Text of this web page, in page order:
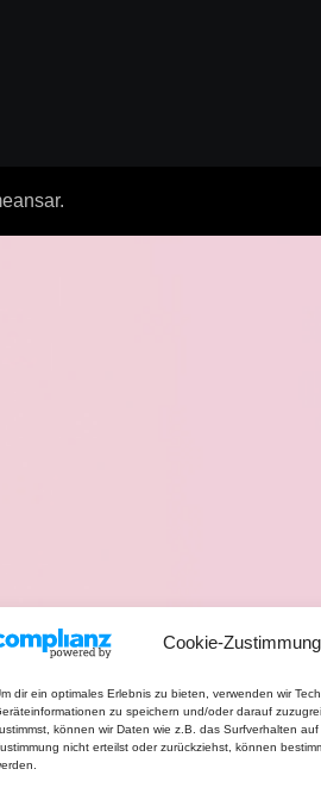
Cookie-
dir ein optimales Erlebnis zu bieten, verwenden wir
zu speichern und/oder darauf
können wir Daten wie z.B. das Surfverhalten
nicht erteilst oder zurückziehst, können
.